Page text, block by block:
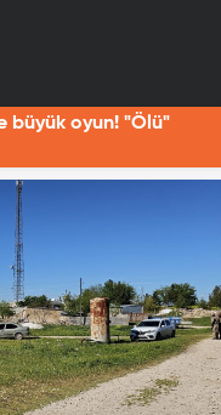
düşen Havva